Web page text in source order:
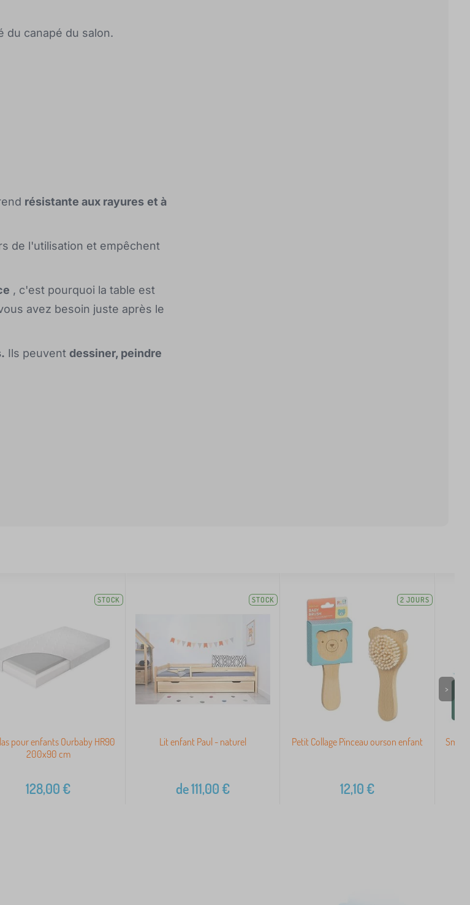
du canapé du salon.
résistante aux rayures et à
de l'utilisation et empêchent
, c'est pourquoi la table est
avez besoin juste après le
Ils peuvent dessiner, peindre
STOCK
pour enfants Ourbaby HR90
200x90 cm
128,00€
STOCK
Lit enfant Paul - naturel
de111,00€
2 JOURS
Petit Collage Pinceau ourson enfant
12,10€
Small
>